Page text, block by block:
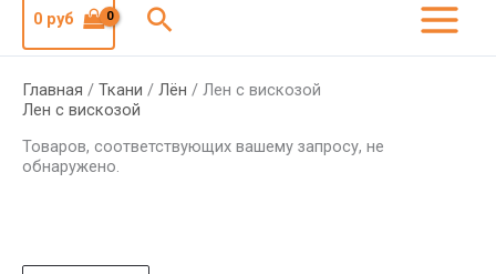
0руб Поиск
Главная / Ткани / Лён / Лен с вискозой
Лен с вискозой
Товаров, соответствующих вашему запросу, не
обнаружено.